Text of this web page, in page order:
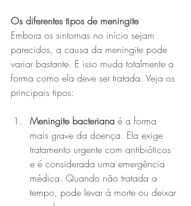
Os diferentes tipos de meningite
Embora os sintomas no início sejam
parecidos, a causa da meningite pode
variar bastante. E isso muda totalmente a
forma como ela deve ser tratada. Veja os
principais tipos:
Meningite bacteriana é a forma
mais grave da doença. Ela exige
tratamento urgente com antibióticos
e é considerada uma emergência
médica. Quando não tratada a
tempo, pode levar à morte ou deixar